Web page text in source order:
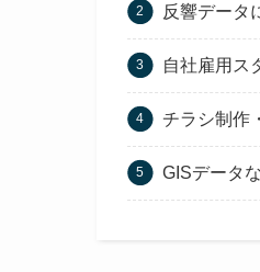
反響データ
自社雇用ス
チラシ制作
GISデータ